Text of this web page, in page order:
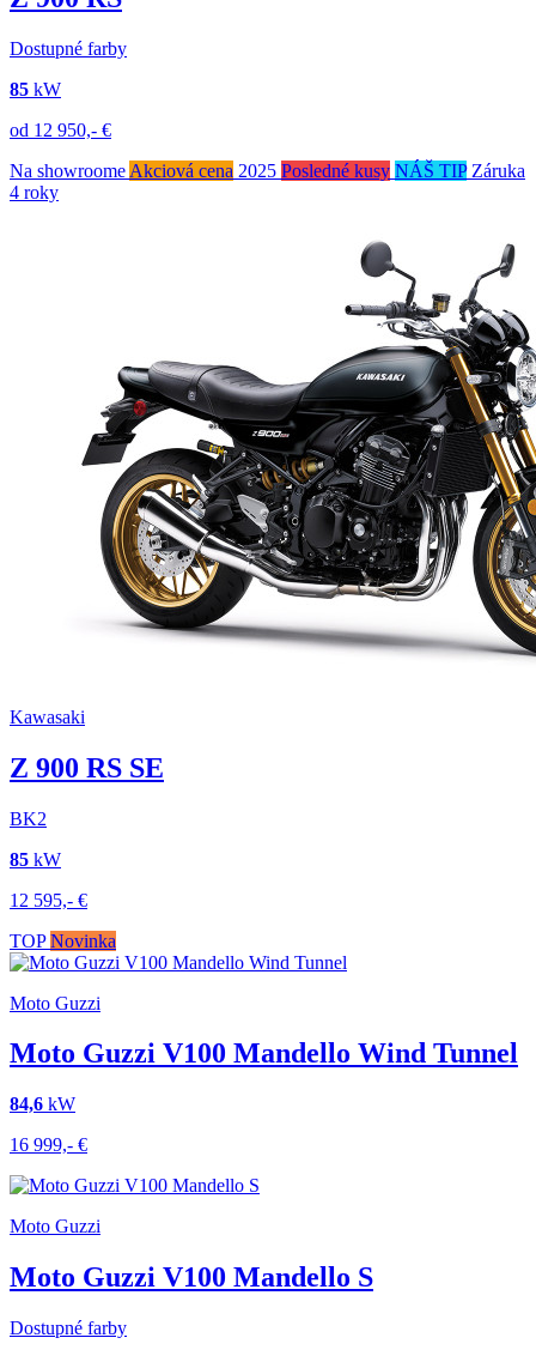
Dostupné farby
85 kW
od 12 950,- €
Na showroome Akciová cena 2025 Posledné kusy NÁŠ TIP Záruka
4 roky
Kawasaki
Z 900 RS SE
BK2
85 kW
12 595,- €
TOP Novinka
Moto Guzzi
Moto Guzzi V100 Mandello Wind Tunnel
84,6 kW
16 999,- €
Moto Guzzi
Moto Guzzi V100 Mandello S
Dostupné farby